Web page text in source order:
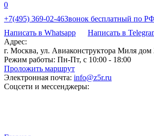
0
+7(495) 369-02-46Звонок бесплатный по РФ
Написать в Whatsapp
Написать в
Адрес:
г. Москва, ул. Авиаконструктора Миля дом
Режим работы: Пн-Пт, с 10:00 - 18:00
Проложить маршрут
Электронная почта: info@z5r.ru
Соцсети и мессенджеры: